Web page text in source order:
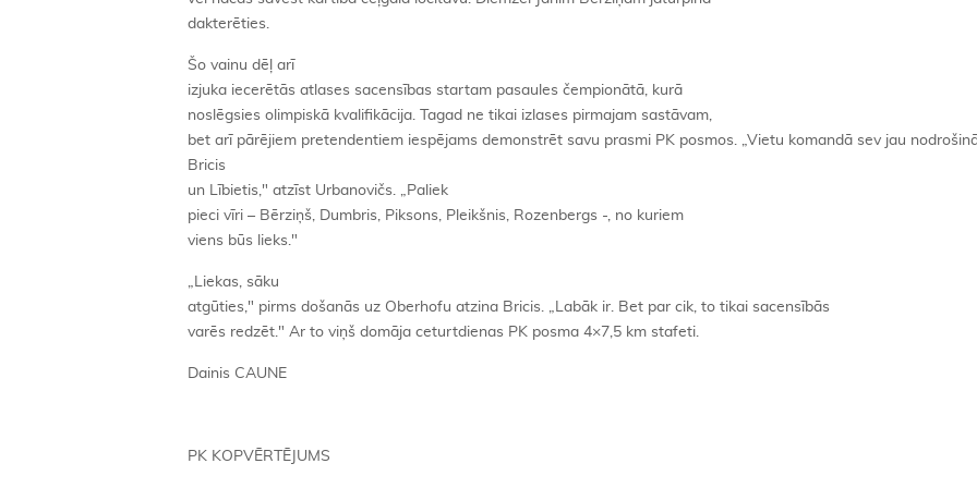
dakterēties.
Šo vainu dēļ arī
izjuka iecerētās atlases sacensības startam pasaules čempionātā, kurā
noslēgsies olimpiskā kvalifikācija. Tagad ne tikai izlases pirmajam sastāvam,
bet arī pārējiem pretendentiem iespējams demonstrēt savu prasmi PK posmos. „Vietu komandā sev jau
Bricis
un Lībietis," atzīst Urbanovičs. „Paliek
pieci vīri – Bērziņš, Dumbris, Piksons, Pleikšnis, Rozenbergs -, no kuriem
viens būs lieks."
„Liekas, sāku
atgūties," pirms došanās uz Oberhofu atzina Bricis. „Labāk ir. Bet par cik, to tikai sacensībās
varēs redzēt." Ar to viņš domāja ceturtdienas PK posma 4×7,5 km stafeti.
Dainis CAUNE
PK KOPVĒRTĒJUMS